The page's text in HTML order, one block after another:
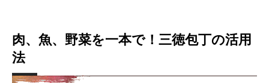
肉、魚、野菜を一本で！三徳包丁の活用
法